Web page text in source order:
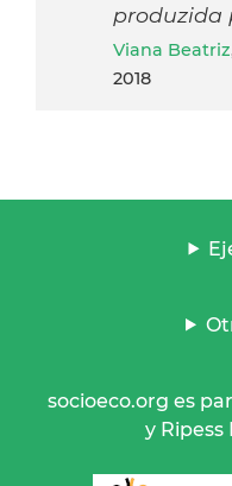
produzida
Viana Beatriz
2018
socioeco.org es
y